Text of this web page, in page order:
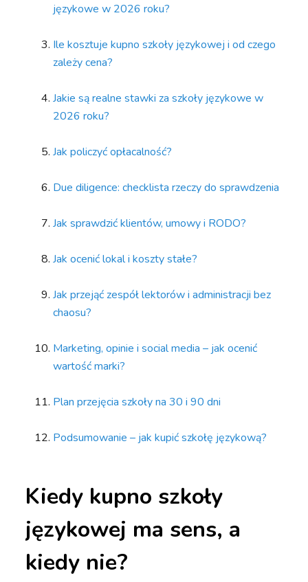
językowe w 2026 roku?
Ile kosztuje kupno szkoły językowej i od czego
zależy cena?
Jakie są realne stawki za szkoły językowe w
2026 roku?
Jak policzyć opłacalność?
Due diligence: checklista rzeczy do sprawdzenia
Jak sprawdzić klientów, umowy i RODO?
Jak ocenić lokal i koszty stałe?
Jak przejąć zespół lektorów i administracji bez
chaosu?
Marketing, opinie i social media – jak ocenić
wartość marki?
Plan przejęcia szkoły na 30 i 90 dni
Podsumowanie – jak kupić szkołę językową?
Kiedy kupno szkoły
językowej ma sens, a
kiedy nie?